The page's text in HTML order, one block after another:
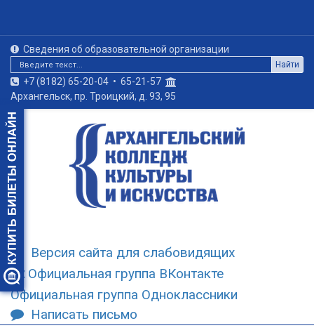
Сведения об образовательной организации
Найти
+7 (8182) 65-20-04 • 65-21-57
Архангельск, пр. Троицкий, д. 93, 95
Версия сайта для слабовидящих
Официальная группа ВКонтакте
Официальная группа Одноклассники
Написать письмо